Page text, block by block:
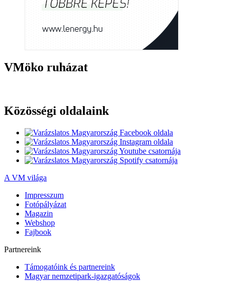
VMöko ruházat
Közösségi oldalaink
A VM világa
Impresszum
Fotópályázat
Magazin
Webshop
Fajbook
Partnereink
Támogatóink és partnereink
Magyar nemzetipark-igazgatóságok